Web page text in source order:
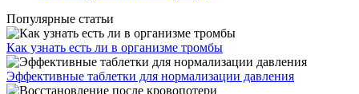
Популярные статьи
Как узнать есть ли в организме тромбы
Эффективные таблетки для нормализации давления